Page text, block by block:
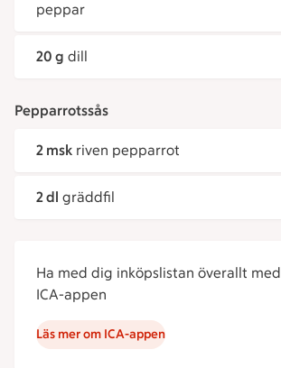
peppar
20 g dill
Pepparrotssås
2 msk riven pepparrot
2 dl gräddfil
Ha med dig inköpslistan överallt med
ICA-appen
Läs mer om ICA-appen